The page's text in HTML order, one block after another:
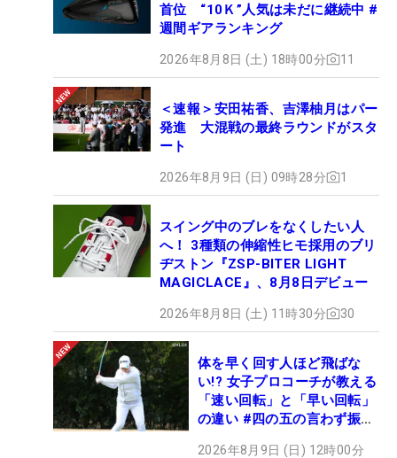
首位 “10Ｋ”人気は未だに継続中 #
週間ギアランキング
2026年8月8日 (土) 18時00分 11
＜速報＞安田祐香、吉澤柚月はパー
発進 大混戦の最終ラウンドがスタ
ート
2026年8月9日 (日) 09時28分 1
スイング中のブレをなくしたい人
へ！ 3種類の伸縮性ヒモ採用のブリ
ヂストン『ZSP-BITER LIGHT
MAGICLACE』、8月8日デビュー
2026年8月8日 (土) 11時30分 30
体を早く回す人ほど飛ばな
い!? 女子プロコーチが教える
「速い回転」と「早い回転」
の違い #四の五の言わず振り
2026年8月9日 (日) 12時00分